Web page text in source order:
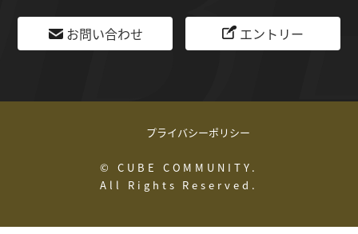
お問い合わせ エントリー
プライバシーポリシー
© CUBE COMMUNITY.
All Rights Reserved.